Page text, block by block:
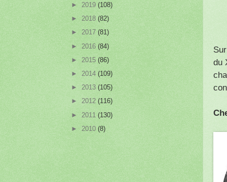
du
► 2019 (108)
► 2018 (82)
► 2017 (81)
► 2016 (84)
► 2015 (86)
► 2014 (109)
► 2013 (105)
► 2012 (116)
► 2011 (130)
► 2010 (8)